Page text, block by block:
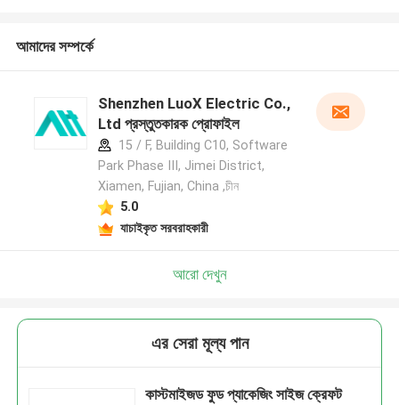
আমাদের সম্পর্কে
Shenzhen LuoX Electric Co.,
Ltd প্রস্তুতকারক প্রোফাইল
15 / F, Building C10, Software
Park Phase III, Jimei District,
Xiamen, Fujian, China ,চীন
5.0
যাচাইকৃত সরবরাহকারী
আরো দেখুন
এর সেরা মূল্য পান
কাস্টমাইজড ফুড প্যাকেজিং সাইজ ক্রেফট